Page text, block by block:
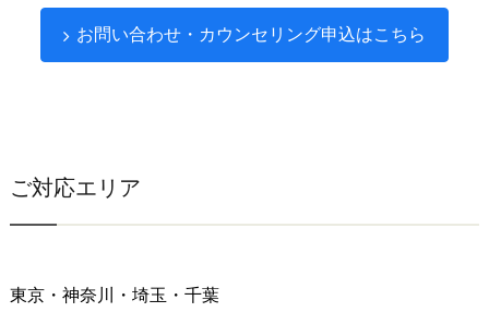
お問い合わせ・カウンセリング申込はこちら
ご対応エリア
東京・神奈川・埼玉・千葉